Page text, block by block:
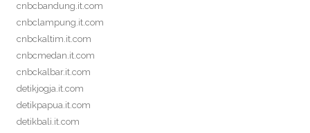
cnbcbandung.it.com
cnbclampung.it.com
cnbckaltim.it.com
cnbcmedan.it.com
cnbckalbar.it.com
detikjogja.it.com
detikpapua.it.com
detikbali.it.com